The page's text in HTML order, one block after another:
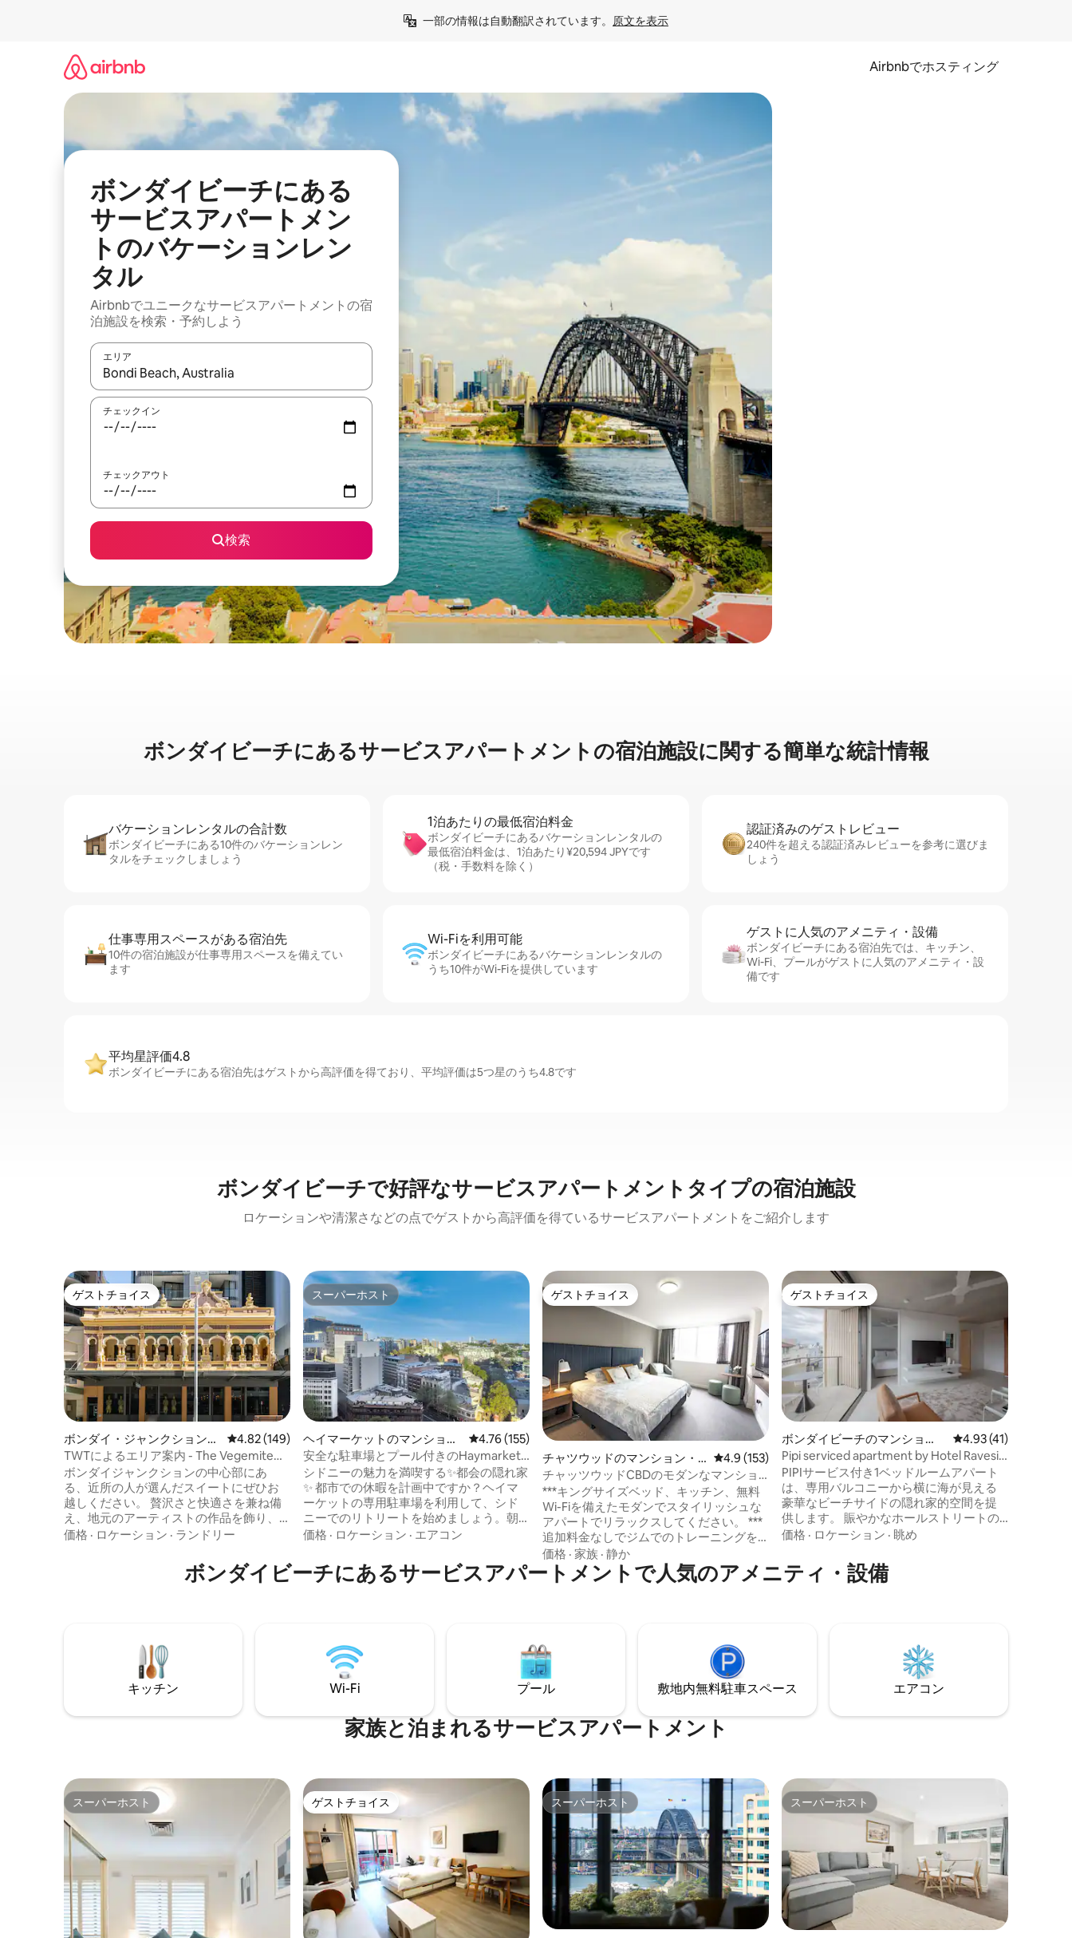
一部の情報は自動翻訳されています。 原文を表示
Airbnbでホスティング
ボンダイビーチにある
サービスアパートメン
トのバケーションレン
タル
Airbnbでユニークなサービスアパートメントの宿
泊施設を検索・予約しよう
エリア
検索結果が表示されたら、上下の矢印キーを使って移動するか、画面をタッチまたはスワイプして検索結果を確認することができます。
チェックイン
チェックアウト
検索
ボンダイビーチに⁠あ⁠るサ⁠ー⁠ビ⁠ス⁠ア⁠パ⁠ー⁠ト⁠メ⁠ン⁠ト⁠の宿⁠泊⁠施⁠設⁠に関⁠す⁠る簡⁠単⁠な統⁠計⁠情⁠報
バケーションレ⁠ン⁠タ⁠ル⁠の合⁠計⁠数
ボンダイビーチにある10件のバケーションレン
タルをチェックしましょう
1泊あたりの最⁠低⁠宿⁠泊⁠料⁠金
ボンダイビーチにあるバケーションレンタルの
最低宿泊料金は、1泊あたり¥20,594 JPYです
（税・手数料を除く）
認証済みのゲ⁠ス⁠ト⁠レ⁠ビ⁠ュ⁠ー
240件を超える認証済みレビューを参考に選びま
しょう
仕事専用ス⁠ペ⁠ー⁠スがあ⁠る宿⁠泊⁠先
10件の宿泊施設が仕事専用スペースを備えてい
ます
Wi-Fiを利⁠用⁠可⁠能
ボンダイビーチにあるバケーションレンタルの
うち10件がWi-Fiを提供しています
ゲストに人⁠気⁠のア⁠メ⁠ニ⁠テ⁠ィ・設⁠備
ボンダイビーチにある宿泊先では、キッチン、
Wi-Fi、プールがゲストに人気のアメニティ・設
備です
平均星評価4.8
ボンダイビーチにある宿泊先はゲストから高評価を得ており、平均評価は5つ星のうち4.8です
ボンダイビーチで好評なサービスアパートメントタイプの宿泊施設
ロケーションや清潔さなどの点でゲストから高評価を得ているサービスアパートメントをご紹介します
ゲストチョイス
ゲストチョイス
ボンダイ・ジャンクションの
マンション・アパート
レビュー149件、5つ星中4.82つ星の平均評価
4.82 (149)
TWTによるエリア案内 - The Vegemite
Heritage Studio
ボンダイジャンクションの中心部にあ
る、近所の人が選んだスイートにぜひお
越しください。 贅沢さと快適さを兼ね備
え、地元のアーティストの作品を飾り、
思い出に残る滞在をお楽しみいただけま
ィスト・イン・レジデンスのサム・パタ
ーソン＝スミスの、ホリー・サンダース
Neighbourhoodで地元の人のように暮ら
すことができます。
価格 · ロケーション · ランドリー
スーパーホスト
スーパーホスト
ヘイマーケットのマンショ
ン・アパート
レビュー155件、5つ星中4.76つ星の平均評価
4.76 (155)
安全な駐車場とプール付きのHaymarket
の1ベッドルームアパート
シドニーの魅力を満喫する✨都会の隠れ家
✨ 都市での休暇を計画中ですか？ヘイマ
ーケットの専用駐車場を利用して、シド
ニーでのリトリートを始めましょう。朝
の散歩にぴったりのハイドパークまで、
シドニー・タワー・アイからは、息をの
むような街の景色を眺めることができま
ーでの忘れられない休暇を求めるカップ
ルや旅行者に最適です。
価格 · ロケーション · エアコン
ゲストチョイス
ゲストチョイス
チャツウッドのマンション・
アパート
レビュー153件、5つ星中4.9つ星の平均評価
4.9 (153)
チャッツウッドCBDのモダンなマンショ
ン・アパート
***キングサイズベッド、キッチン、無料
Wi-Fiを備えたモダンでスタイリッシュな
アパートでリラックスしてください。 ***
追加料金なしでジムでのトレーニングを
楽しみ、プール、サウナ、スパでリラッ
クスできます。 ***お茶とコーヒーを無料
でご用意しております。また、ネスプレ
ンター、ダイニング地区までわずか2分で
行ける、どこへでも簡単に行くことがで
きます。 短期または長期でご利用いただ
けます。
価格 · 家族 · 静か
ゲストチョイス
ゲストチョイス
ボンダイビーチのマンショ
ン・アパート
レビュー41件、5つ
4.93 (41)
Pipi serviced apartment by Hotel Ravesis
level 2/3
PIPIサービス付き1ベッドルームアパート
は、専用バルコニーから横に海が見える
豪華なビーチサイドの隠れ家的空間を提
供します。 賑やかなホールストリートの
ビーチの端にあり、ボンダイの中心部に
ンチのスマートテレビを備えた広いリビ
ングスペース、設備の整ったキッチン、
期滞在に最適なホテルラヴェシス経由で
価格 · ロケーション · 眺め
ボンダイビーチにあるサービスアパートメントで人気のアメニティ・設備
キッチン Wi-Fi プール 敷地内無料駐⁠車ス⁠ペ⁠ー⁠ス エアコン
家族と泊まれるサービスアパートメント
スーパーホスト
スーパーホスト ゲストチョイス
ゲストチョイス スーパーホスト
スーパーホスト スーパーホスト
スーパーホスト